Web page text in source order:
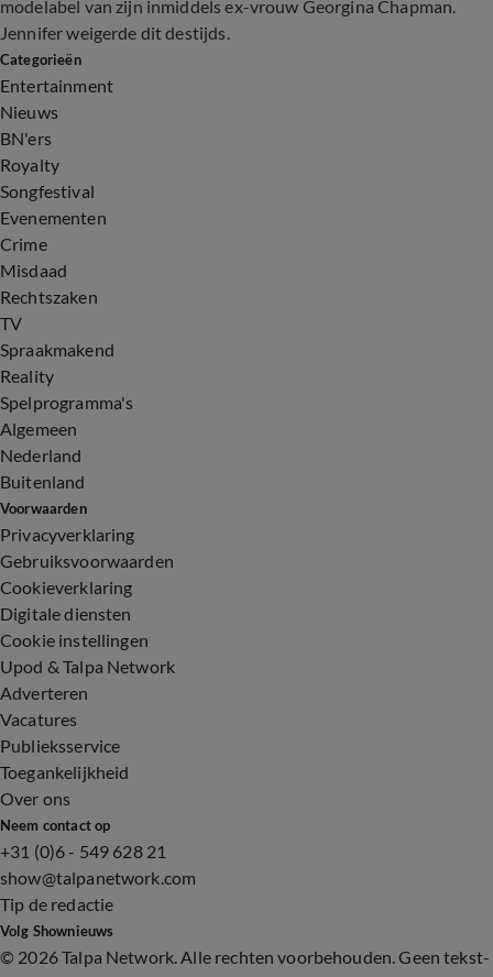
modelabel van zijn inmiddels ex-vrouw Georgina Chapman.
Jennifer weigerde dit destijds.
Categorieën
Entertainment
Nieuws
BN'ers
Royalty
Songfestival
Evenementen
Crime
Misdaad
Rechtszaken
TV
Spraakmakend
Reality
Spelprogramma's
Algemeen
Nederland
Buitenland
Voorwaarden
Privacyverklaring
Gebruiksvoorwaarden
Cookieverklaring
Digitale diensten
Cookie instellingen
Upod & Talpa Network
Adverteren
Vacatures
Publieksservice
Toegankelijkheid
Over ons
Neem contact op
+31 (0)6 - 549 628 21
show@talpanetwork.com
Tip de redactie
Volg Shownieuws
© 2026 Talpa Network. Alle rechten voorbehouden. Geen tekst-